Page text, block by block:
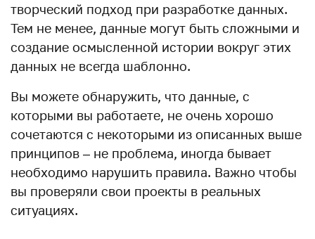
творческий подход при разработке данных.
Тем не менее, данные могут быть сложными и
создание осмысленной истории вокруг этих
данных не всегда шаблонно.
Вы можете обнаружить, что данные, с
которыми вы работаете, не очень хорошо
сочетаются с некоторыми из описанных выше
принципов – не проблема, иногда бывает
необходимо нарушить правила. Важно чтобы
вы проверяли свои проекты в реальных
ситуациях.